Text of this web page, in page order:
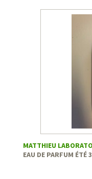
MATTHIEU
EAU DE PARFUM ÉTÉ